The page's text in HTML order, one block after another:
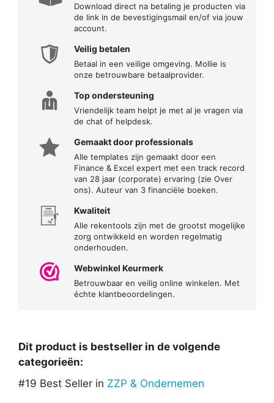
Download direct na betaling je producten via
de link in de bevestigingsmail en/of via jouw
account.
Veilig betalen
Betaal in een veilige omgeving. Mollie is
onze betrouwbare betaalprovider.
Top ondersteuning
Vriendelijk team helpt je met al je vragen via
de chat of helpdesk.
Gemaakt door professionals
Alle templates zijn gemaakt door een
Finance & Excel expert met een track record
van 28 jaar (corporate) ervaring (zie Over
ons). Auteur van 3 financiële boeken.
Kwaliteit
Alle rekentools zijn met de grootst mogelijke
zorg ontwikkeld en worden regelmatig
onderhouden.
Webwinkel Keurmerk
Betrouwbaar en veilig online winkelen. Met
échte klantbeoordelingen.
Dit product is bestseller in de volgende
categorieën:
#19 Best Seller in ZZP & Ondernemen